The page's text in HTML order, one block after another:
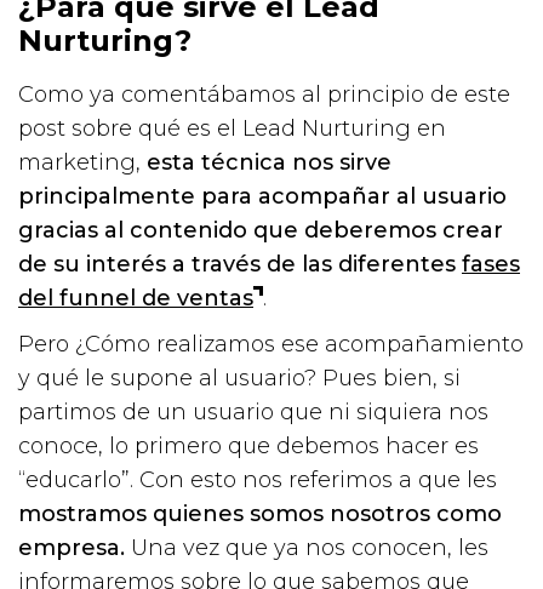
Nurturing?
Como ya comentábamos al principio de este
post sobre qué es el Lead Nurturing en
marketing, esta técnica nos sirve
principalmente para acompañar al usuario
gracias al contenido que deberemos crear
de su interés a través de las diferentes fases
del funnel de ventas .
Pero ¿Cómo realizamos ese acompañamiento
y qué le supone al usuario? Pues bien, si
partimos de un usuario que ni siquiera nos
conoce, lo primero que debemos hacer es
“educarlo”. Con esto nos referimos a que les
mostramos quienes somos nosotros como
empresa. Una vez que ya nos conocen, les
informaremos sobre lo que sabemos que